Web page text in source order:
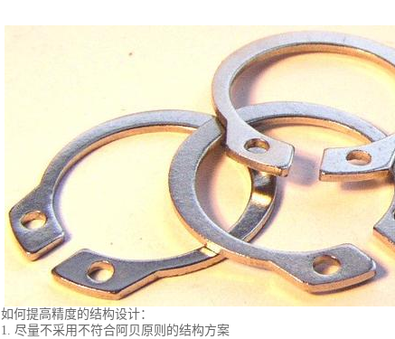
如何提高精度的结构设计：
1. 尽量不采用不符合阿贝原则的结构方案